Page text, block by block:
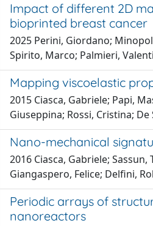
Impact of different 2D
bioprinted breast cancer
2025 Perini, Giordano;
Spirito, Marco; Palmieri,
Mapping viscoelastic
2015 Ciasca, Gabriele; Papi,
Giuseppina; Rossi, Cristina;
Nano-mechanical
2016 Ciasca, Gabriele;
Giangaspero, Felice; Delfini,
Periodic arrays of
nanoreactors